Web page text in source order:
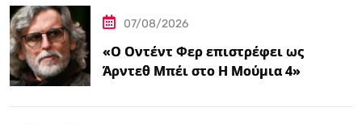
07/08/2026
«Ο Οντέντ Φερ επιστρέφει ως
Άρντεθ Μπέι στο Η Μούμια 4»